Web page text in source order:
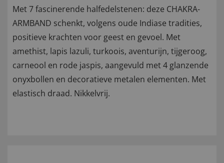
Met 7 fascinerende halfedelstenen: deze CHAKRA-
ARMBAND schenkt, volgens oude Indiase tradities,
positieve krachten voor geest en gevoel. Met
amethist, lapis lazuli, turkoois, aventurijn, tijgeroog,
carneool en rode jaspis, aangevuld met 4 glanzende
onyxbollen en decoratieve metalen elementen. Met
elastisch draad. Nikkelvrij.